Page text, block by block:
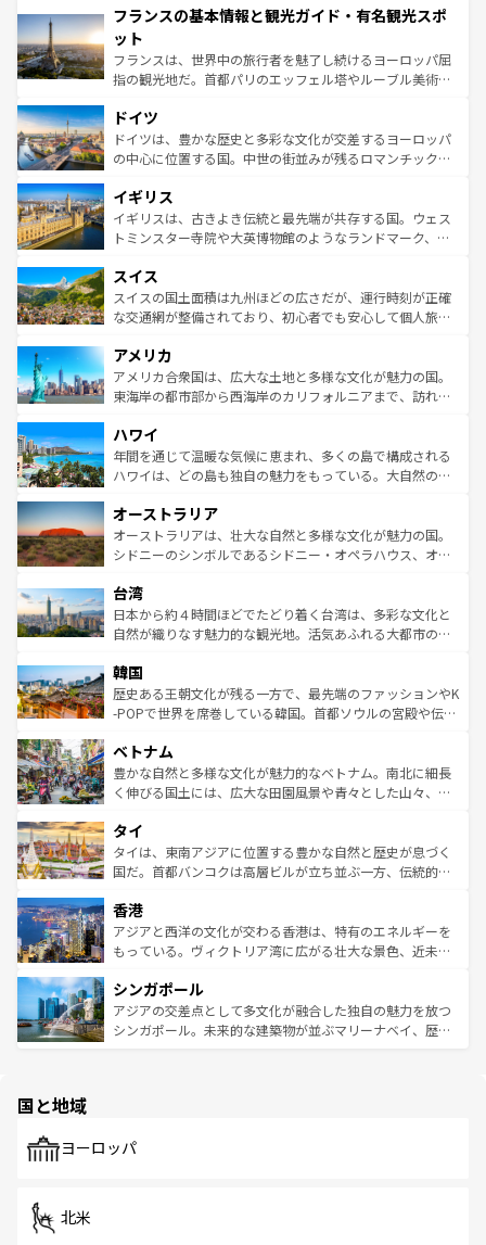
ませてくれるイタリアで、忘れられない旅をしてみよう！
なお、新着のイタリア情報は
しい。
文化が根付くこの国では、情熱的なフラメンコ、熱気あふ
れる闘牛、そして美味しいタパスが生活の一部となってい
る。首都マドリードの洗練された雰囲気や、バルセロナの
アートに溢れた街角から、地方では古代ローマ遺跡や中世
せる。地方によって風土や気候が異なるスペインはその個
性で訪れる人を魅了する。 なお、新着のスペイン情報は コ
ンテンツ一覧を参照してほしい。
フランスの基本情報と観光ガイド・有名観光スポ
ット
フランスは、世界中の旅行者を魅了し続けるヨーロッパ屈
指の観光地だ。首都パリのエッフェル塔やルーブル美術館
で、幅広い魅力が詰まっている。華麗な宮殿、歴史的な大
聖堂、美しいビーチ、そして豊かな自然が、訪れる者を心
から魅了する。また、フランスは美食の国としても知ら
いる。シャンパンの発祥地であるランス、プロヴァンスの
香り高いラベンダー畑など、多彩な楽しみ方が可能だ。さ
らに、パリ以外の地域にも魅力が溢れており、どの街角に
れる地方に足を運ぶとそれぞれで全く異なる文化を体験で
きるだろう。 なお、新着のフランス情報はコンテンツ一覧
を参照してほしい。
ドイツ
ドイツは、豊かな歴史と多彩な文化が交差するヨーロッパ
の中心に位置する国。中世の街並みが残るロマンチック街
顔を持つこの国は、どこを歩いても飽きることがない。ベ
ルリンの文化的活気、バイエルン州のアルプスの絶景、そ
してライン川沿いのワイン畑といった風景は必見。ビール
は、お酒好きな人にはぜひ体験してほしい。 なお、新着の
ドイツ情報はコンテンツ一覧を参照してほしい。
イギリス
イギリスは、古きよき伝統と最先端が共存する国。ウェス
トミンスター寺院や大英博物館のようなランドマーク、歴
リアごとに異なる魅力がある。また、優雅なアフタヌーン
ティー、ビール好きにはたまらない英国パブ、サッカー観
戦など、本場だからこそできる体験も豊富。イギリスを旅
ンツ一覧を参照してほしい。
スイス
スイスの国土面積は九州ほどの広さだが、運行時刻が正確
な交通網が整備されており、初心者でも安心して個人旅行
の建物がそのまま残る町や、スイスならではのユニークな
博物館もあり、アルプス観光だけでなく町歩きも満喫する
ことができる。国民の所得が高いため物価も高いが、旅行
ば市内交通費無料で観光を楽しむこともできる。 なお、新
着のスイス情報はコンテンツ一覧 を参照してほしい。
アメリカ
アメリカ合衆国は、広大な土地と多様な文化が魅力の国。
東海岸の都市部から西海岸のカリフォルニアまで、訪れる
のような巨大都市は、観光、ショッピング、エンターテイ
ンメントが詰まった刺激的なスポットだ。一方、アメリカ
西部には大自然が広がり、グランドキャニオンやイエロー
部のニューオーリンズでは、音楽と美食が融合した独特の
文化が魅力。旅行者はアメリカの各地域で異なる魅力を楽
しみながら、その多様性と豊かな歴史を感じることができ
ならではの贅沢な旅のスタイルだ。 なお、新着のアメリカ
情報はコンテンツ一覧を参照してほしい。
ハワイ
年間を通じて温暖な気候に恵まれ、多くの島で構成される
ハワイは、どの島も独自の魅力をもっている。大自然の神
ワイ島は見逃せない。また、定番の観光地といえばオアフ
島だが、静かな自然を求めるならマウイ島やカウアイ島が
おすすめ。エメラルドグリーンに輝く海をはじめ、豊かな
れるおもてなしの心で訪れる人々を迎えてくれるハワイの
人々、おいしいローカルフードやハワイアンミュージッ
ク、伝統的なフラダンスなど、すべてがハワイの魅力を彩
ワイを、存分に味わってほしい。 なお、新着のハワイ情報
はコンテンツ一覧を参照してほしい。
オーストラリア
オーストラリアは、壮大な自然と多様な文化が魅力の国。
シドニーのシンボルであるシドニー・オペラハウス、オー
リアリーフや大陸中央部にそびえるウルル（エアーズロッ
ク）、タスマニアの美しい原生林やケアンズの熱帯雨林な
ど、見どころがたくさん。また、カフェやワイン、オージ
いる。アクティビティも充実しており、サーフィンやダイ
ビング、ハイキングなど、アウトドア好きにはたまらな
い。オーストラリアの多彩な魅力を存分に味わいつくそ
参照してほしい。
台湾
日本から約４時間ほどでたどり着く台湾は、多彩な文化と
自然が織りなす魅力的な観光地。活気あふれる大都市の台
ン）、静ひつな山岳地帯である台湾東部など、都市の喧騒
と山間の静けさが共存しており、訪れる人に新しい発見と
驚きをもたらしてくれる。また、奥深い台湾の食文化も魅
容にもいいと評判のスイーツなど、バラエティ豊かな料理
が味わえる。 なお、新着の台湾情報は コンテンツ一覧を参
照してほしい。
韓国
歴史ある王朝文化が残る一方で、最先端のファッションやK
-POPで世界を席巻している韓国。首都ソウルの宮殿や伝統
き、地方に足を延ばせば四季折々の自然美を楽しむことが
できる。そして、キムチや焼肉、絶品のストリートフード
まで、さまざまな韓国料理が待っている。夜には、韓国な
リティに包まれながら、韓国の多彩な魅力を心ゆくまで味
わってみてほしい。 なお、新着の韓国情報はコンテンツ一
覧を参照してほしい。
ベトナム
豊かな自然と多様な文化が魅力的なベトナム。南北に細長
く伸びる国土には、広大な田園風景や青々とした山々、世
急速な発展と共に伝統が息づく。ハノイの古い町並みやホ
ーチミン市のフランス統治時代の建物も、独特の雰囲気を
醸し出している。また、バラエティの豊かさとおいしさで
とつ。フォーやバインミー、ベトナムコーヒーなどは、ぜ
ひ現地で味わいたい。どの地域を訪れてもあたたかい人々
が旅行者を迎えてくれるので、きっと忘れられない旅にな
参照してほしい。
タイ
タイは、東南アジアに位置する豊かな自然と歴史が息づく
国だ。首都バンコクは高層ビルが立ち並ぶ一方、伝統的な
の活気が交差している。北部ではチェンマイなどの山岳地
帯で自然と触れ合い、南部ではプーケットやクラビの美し
いビーチでリゾート気分を楽しむことができる。タイ料理
激する。気候は一年中温暖で、どの季節にも異なる楽しみ
が待っている。親しみやすいタイの人々、仏教を中心とし
た文化、そして多様な観光資源が、訪れる旅人を魅了し続
香港
アジアと西洋の文化が交わる香港は、特有のエネルギーを
もっている。ヴィクトリア湾に広がる壮大な景色、近未来
み、どこを訪れても感動するはず。観光スポットが密集し
ており、効率よく見どころを回れるのも魅力。息をのむよ
うな絶景から文化的な体験まで、香港を存分に楽しみ尽く
シンガポール
アジアの交差点として多文化が融合した独自の魅力を放つ
シンガポール。未来的な建築物が並ぶマリーナベイ、歴史
で、ホーカーズは地元の風情を楽しめる外せないスポット
国と地域
ヨーロッパ
北米